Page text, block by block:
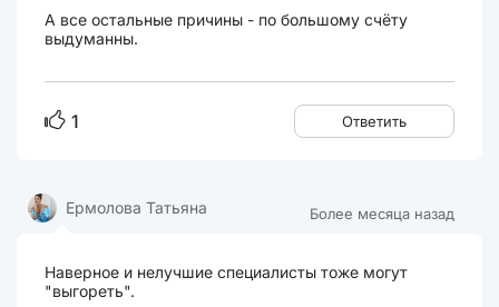
А все остальные причины - по большому счёту
выдуманны.
1 Ответить
Более месяца назад
Ермолова Татьяна
Наверное и нелучшие специалисты тоже могут
"выгореть".